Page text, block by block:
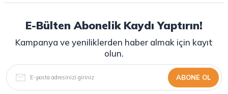
E-Bülten Abonelik Kaydı Yaptırın!
Kampanya ve yeniliklerden haber almak için kayıt
olun.
ABONE OL